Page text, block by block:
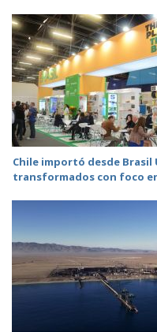
Chile importó desde Brasil
transformados con foco